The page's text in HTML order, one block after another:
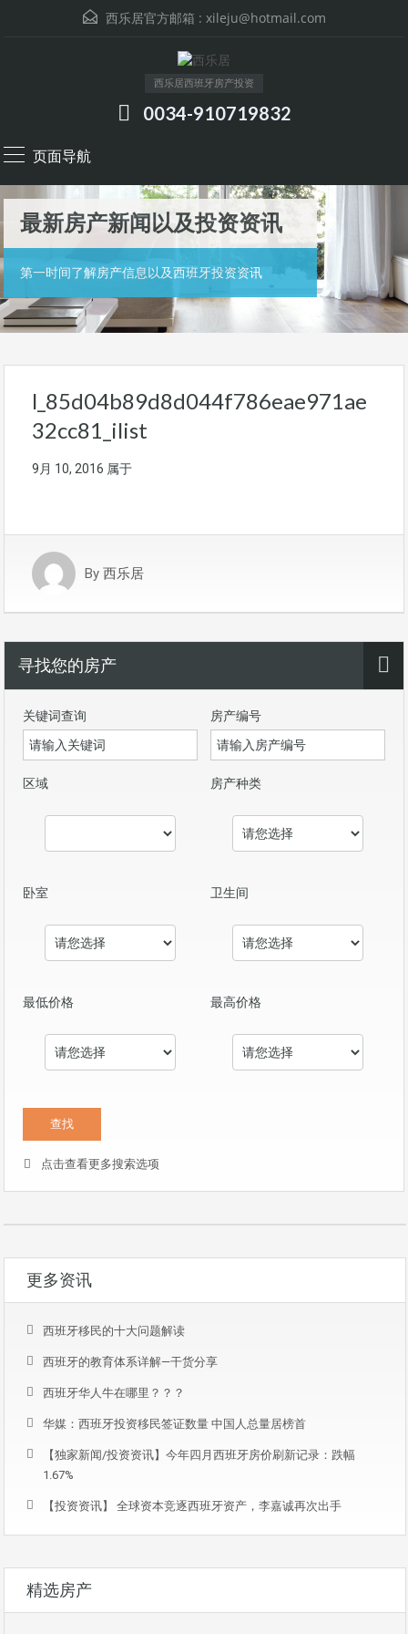
西乐居官方邮箱 : xileju@hotmail.com
西乐居西班牙房产投资
0034-910719832
页面导航
最新房产新闻以及投资资讯
第一时间了解房产信息以及西班牙投资资讯
l_85d04b89d8d044f786eae971ae
32cc81_ilist
9月 10, 2016 属于
By 西乐居
寻找您的房产
关键词查询 房产编号
区域 房产种类
卧室 卫生间
最低价格 最高价格
点击查看更多搜索选项
更多资讯
西班牙移民的十大问题解读
西班牙的教育体系详解—干货分享
西班牙华人牛在哪里？？？
华媒：西班牙投资移民签证数量 中国人总量居榜首
【独家新闻/投资资讯】今年四月西班牙房价刷新记录：跌幅
1.67%
【投资资讯】 全球资本竞逐西班牙资产，李嘉诚再次出手
精选房产